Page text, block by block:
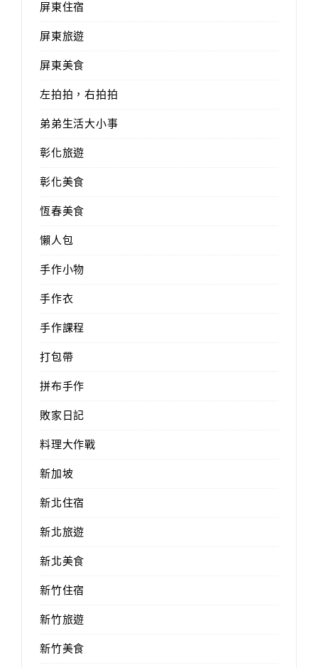
屏東住宿
屏東旅遊
屏東美食
左拍拍，右拍拍
弟弟生活大小事
彰化旅遊
彰化美食
恆春美食
懶人包
手作小物
手作衣
手作課程
打包帶
拼布手作
敗家日記
料理大作戰
新加坡
新北住宿
新北旅遊
新北美食
新竹住宿
新竹旅遊
新竹美食